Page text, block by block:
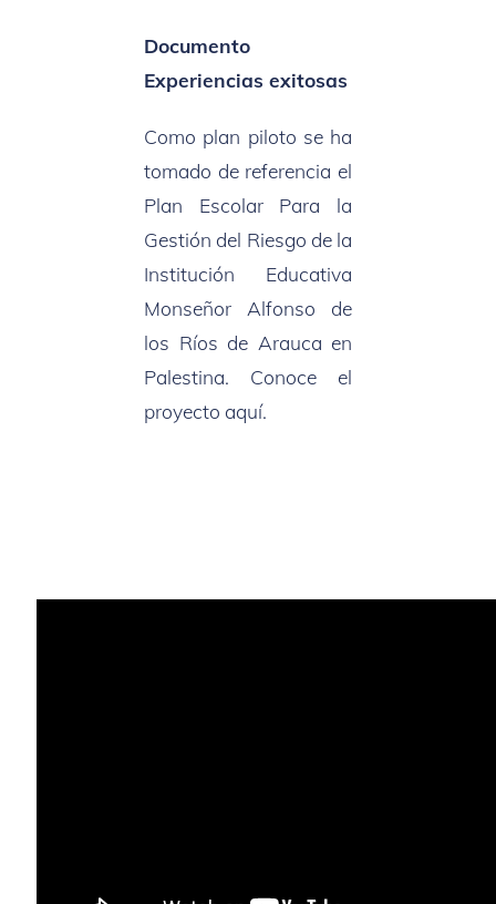
Documento
Experiencias exitosas
Como plan piloto se ha
tomado de referencia el
Plan Escolar Para la
Gestión del Riesgo de la
Institución Educativa
Monseñor Alfonso de
los Ríos de Arauca en
Palestina. Conoce el
proyecto aquí.